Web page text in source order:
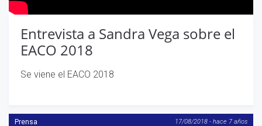
Entrevista a Sandra Vega sobre el
EACO 2018
Se viene el EACO 2018
Prensa 17/08/2018 - hace 7 años